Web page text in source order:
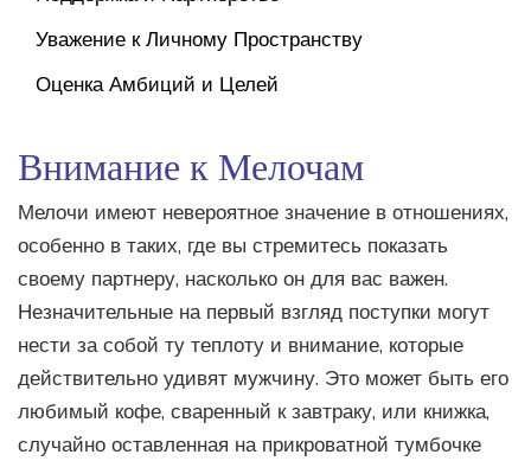
Уважение к Личному Пространству
Оценка Амбиций и Целей
Внимание к Мелочам
Мелочи имеют невероятное значение в отношениях,
особенно в таких, где вы стремитесь показать
своему партнеру, насколько он для вас важен.
Незначительные на первый взгляд поступки могут
нести за собой ту теплоту и внимание, которые
действительно удивят мужчину. Это может быть его
любимый кофе, сваренный к завтраку, или книжка,
случайно оставленная на прикроватной тумбочке